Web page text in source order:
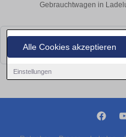
Alle Cookies akzeptieren
Einstellungen
Gebrauchtwagen in
Leider konnten wir derzeit keine
bald wieder vorbei!